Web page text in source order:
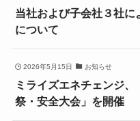
当社および子会社３社
について
2026年5月15日 お知らせ
ミライズエネチェンジ
祭・安全大会」を開催